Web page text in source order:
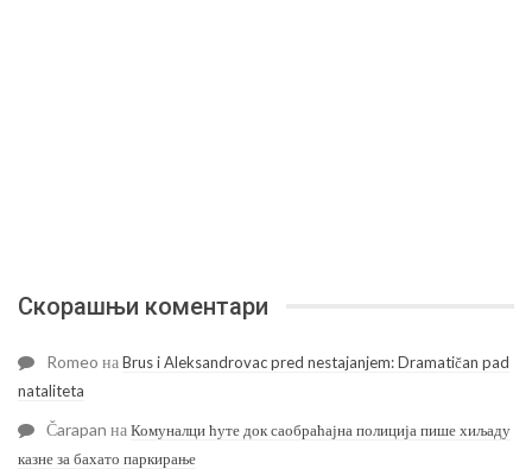
Скорашњи коментари
Romeo наBrus i Aleksandrovac pred nestajanjem: Dramatičan pad
nataliteta
Čarapan наКомуналци ћуте док саобраћајна полиција пише хиљаду
казне за бахато паркирање